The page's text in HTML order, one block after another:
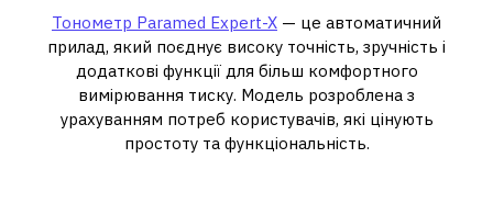
Тонометр Paramed Expert-X — це автоматичний
прилад, який поєднує високу точність, зручність і
додаткові функції для більш комфортного
вимірювання тиску. Модель розроблена з
урахуванням потреб користувачів, які цінують
простоту та функціональність.